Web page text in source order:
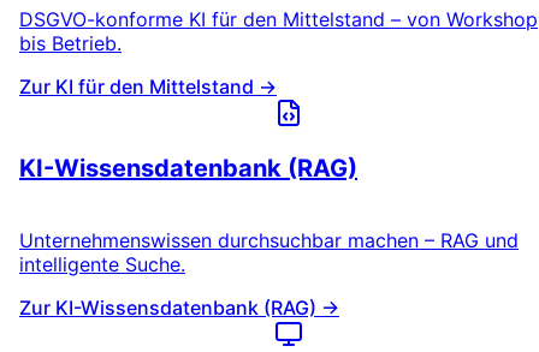
DSGVO-konforme KI für den Mittelstand – von Workshop
bis Betrieb.
Zur KI für den Mittelstand →
KI-Wissensdatenbank (RAG)
Unternehmenswissen durchsuchbar machen – RAG und
intelligente Suche.
Zur KI-Wissensdatenbank (RAG) →